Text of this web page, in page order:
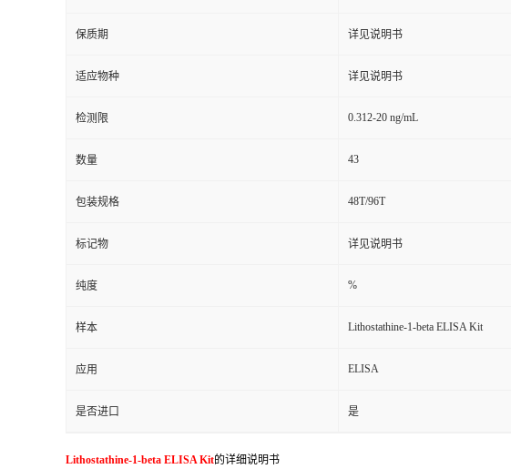
保质期 详见说明书
适应物种 详见说明书
检测限 0.312-20 ng/mL
数量 43
包装规格 48T/96T
标记物 详见说明书
纯度 %
样本 Lithostathine-1-beta ELISA Kit
应用 ELISA
是否进口 是
Lithostathine-1-beta ELISA Kit的详细说明书